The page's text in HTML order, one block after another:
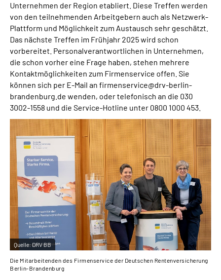
Unternehmen der Region etabliert. Diese Treffen werden
von den teilnehmenden Arbeitgebern auch als Netzwerk-
Plattform und Möglichkeit zum Austausch sehr geschätzt.
Das nächste Treffen im Frühjahr 2025 wird schon
vorbereitet. Personalverantwortlichen in Unternehmen,
die schon vorher eine Frage haben, stehen mehrere
Kontaktmöglichkeiten zum Firmenservice offen. Sie
können sich per E-Mail an firmenservice@drv-berlin-
brandenburg.de wenden, oder telefonisch an die 030
3002-1558 und die Service-Hotline unter 0800 1000 453.
Quelle:DRV BB
Die Mitarbeitenden des Firmenservice der Deutschen Rentenversicherung
Berlin-Brandenburg